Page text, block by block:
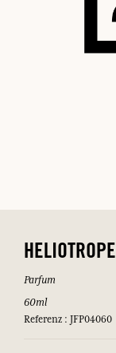
Parfum
60ml
Referenz : JFP04060